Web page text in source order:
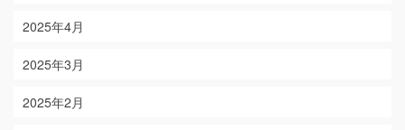
2025年4月
2025年3月
2025年2月